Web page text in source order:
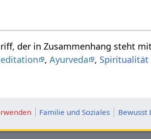
ist ein Begriff, der in Zusammenhang steht
,Ayurveda , Spiritualität
Familie und Soziales Bewusst